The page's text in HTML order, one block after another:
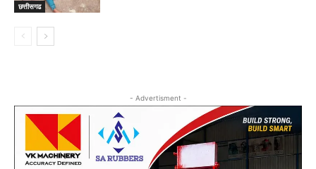
छत्तीसगढ
- Advertisment -